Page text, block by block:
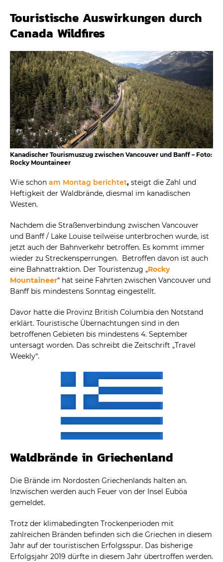
Touristische Auswirkungen durch
Canada Wildfires
Kanadischer Tourismuszug zwischen Vancouver und Banff – Foto:
Rocky Mountaineer
Wie schon am Montag berichtet, steigt die Zahl und
Heftigkeit der Waldbrände, diesmal im kanadischen
Westen.
Nachdem die Straßenverbindung zwischen Vancouver
und Banff / Lake Louise teilweise unterbrochen wurde, ist
jetzt auch der Bahnverkehr betroffen. Es kommt immer
wieder zu Streckensperrungen. Betroffen davon ist auch
eine Bahnattraktion. Der Touristenzug „Rocky
Mountaineer“ hat seine Fahrten zwischen Vancouver und
Banff bis mindestens Sonntag eingestellt.
Davor hatte die Provinz British Columbia den Notstand
erklärt. Touristische Übernachtungen sind in den
betroffenen Gebieten bis mindestens 4. September
untersagt worden. Das schreibt die Zeitschrift „Travel
Weekly“.
Waldbrände in Griechenland
Die Brände im Nordosten Griechenlands halten an.
Inzwischen werden auch Feuer von der Insel Euböa
gemeldet.
Trotz der klimabedingten Trockenperioden mit
zahlreichen Bränden befinden sich die Griechen in diesem
Jahr auf der touristischen Erfolgsspur. Das bisherige
Erfolgsjahr 2019 dürfte in diesem Jahr übertroffen werden.